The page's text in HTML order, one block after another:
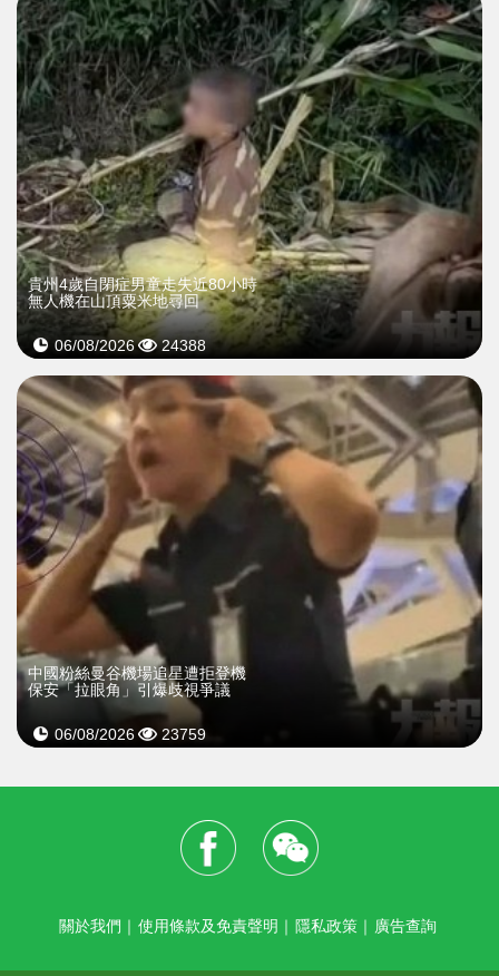
貴州4歲自閉症男童走失近80小時
無人機在山頂粟米地尋回
06/08/2026 24388
中國粉絲曼谷機場追星遭拒登機
保安「拉眼角」引爆歧視爭議
06/08/2026 23759
關於我們 ｜ 使用條款及免責聲明 ｜ 隱私政策 ｜ 廣告查詢